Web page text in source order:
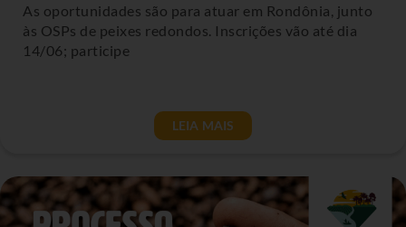
As oportunidades são para atuar em Rondônia, junto
às OSPs de peixes redondos. Inscrições vão até dia
14/06; participe
LEIA MAIS